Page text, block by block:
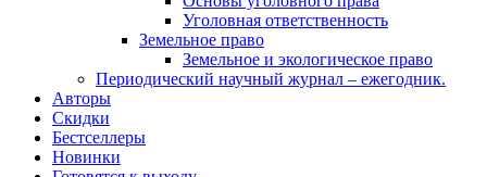
Уголовная ответственность
Земельное право
Земельное и экологическое право
Периодический научный журнал – ежегодник.
Авторы
Скидки
Бестселлеры
Новинки